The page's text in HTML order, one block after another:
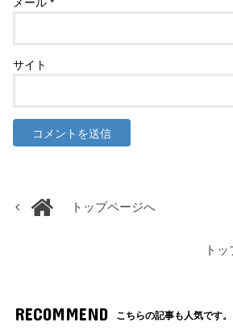
サイト
トップページへ
ト
RECOMMEND こちらの記事も人気です。